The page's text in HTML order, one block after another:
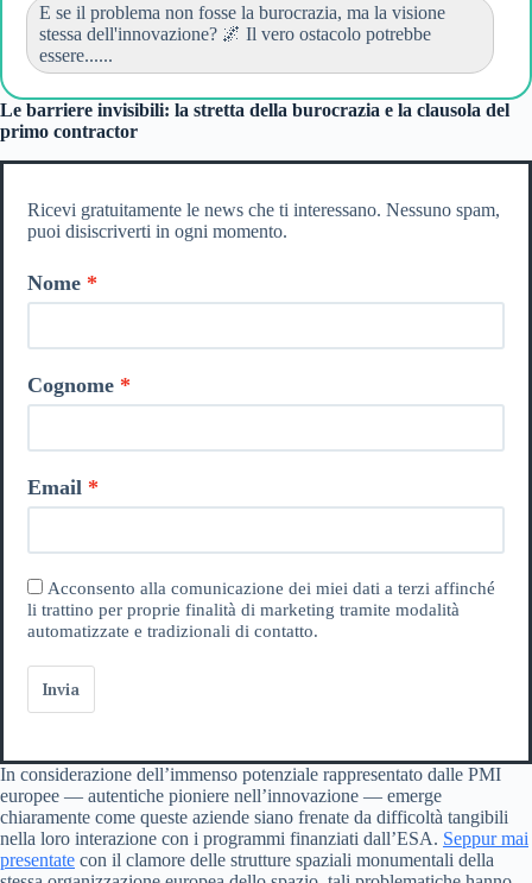
E se il problema non fosse la burocrazia, ma la visione
stessa dell'innovazione? 🌌 Il vero ostacolo potrebbe
essere......
Le barriere invisibili: la stretta della burocrazia e la clausola del
primo contractor
Ricevi gratuitamente le news che ti interessano. Nessuno spam,
puoi disiscriverti in ogni momento.
Nome
Cognome
Email
Acconsento alla comunicazione dei miei dati a terzi affinché
li trattino per proprie finalità di marketing tramite modalità
automatizzate e tradizionali di contatto.
Invia
In considerazione dell’immenso potenziale rappresentato dalle PMI
europee — autentiche pioniere nell’innovazione — emerge
chiaramente come queste aziende siano frenate da difficoltà tangibili
nella loro interazione con i programmi finanziati dall’ESA. Seppur mai
presentate con il clamore delle strutture spaziali monumentali della